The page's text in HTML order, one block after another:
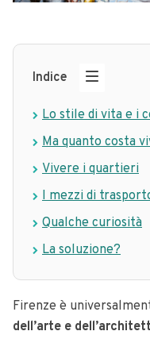
Indice
Lo stile di vita e i
Ma quanto costa
Vivere i quartieri
I mezzi di
Qualche curiosità
La soluzione?
Firenze è
dell’arte e